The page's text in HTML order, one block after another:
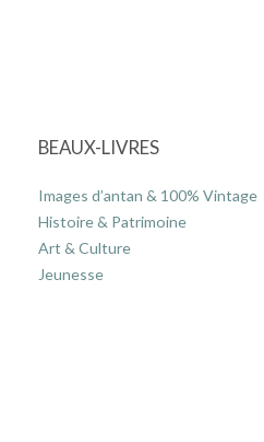
BEAUX-LIVRES
Images d’antan & 100% Vintage
Histoire & Patrimoine
Art & Culture
Jeunesse